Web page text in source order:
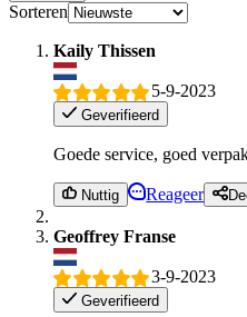
Sorteren
Kaily Thissen
5-9-2023
Geverifieerd
Goede service, goed
Nuttig Reageer
Geoffrey Franse
3-9-2023
Geverifieerd